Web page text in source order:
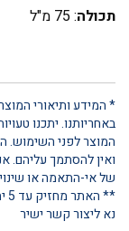
תכולה: 75 מ"ל
* המידע ותיאורי
באחריותנו. יתכנו
המוצר לפני השימוש.
ואין להסתמך עליהם.
של אי-התאמה או
נא ליצור קשר ישיר